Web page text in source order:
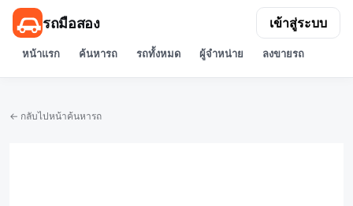
รถมือสอง
หน้าแรก ค้นหารถ รถทั้งหมด ผู้จำหน่าย ลงขายรถ
เข้าสู่ระบบ
← กลับไปหน้าค้นหารถ